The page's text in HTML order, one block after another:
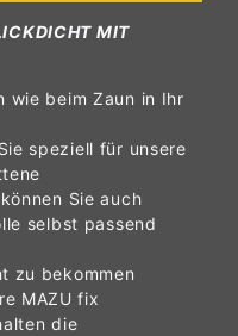
MIT
wie beim Zaun in Ihr
speziell für unsere
Sie auch
selbst passend
zu bekommen
MAZU fix
die